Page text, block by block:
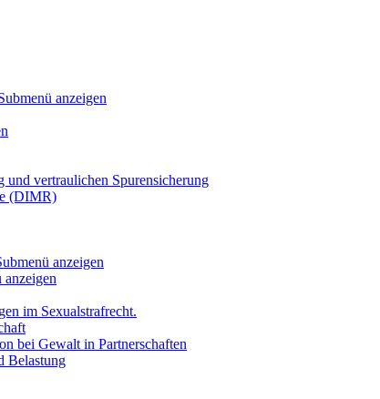
anzeigen
und vertraulichen Spurensicherung
(DIMR)
anzeigen
anzeigen
im Sexualstrafrecht.
bei Gewalt in Partnerschaften
Belastung